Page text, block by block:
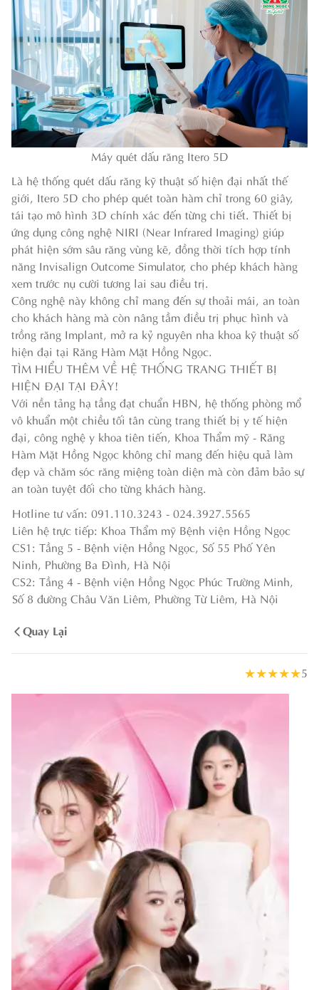
Máy quét dấu răng Itero 5D
Là hệ thống quét dấu răng kỹ thuật số hiện đại nhất thế
giới, Itero 5D cho phép quét toàn hàm chỉ trong 60 giây,
tái tạo mô hình 3D chính xác đến từng chi tiết. Thiết bị
ứng dụng công nghệ NIRI (Near Infrared Imaging) giúp
phát hiện sớm sâu răng vùng kẽ, đồng thời tích hợp tính
năng Invisalign Outcome Simulator, cho phép khách hàng
xem trước nụ cười tương lai sau điều trị.
Công nghệ này không chỉ mang đến sự thoải mái, an toàn
cho khách hàng mà còn nâng tầm điều trị phục hình và
trồng răng Implant, mở ra kỷ nguyên nha khoa kỹ thuật số
hiện đại tại Răng Hàm Mặt Hồng Ngọc.
TÌM HIỂU THÊM VỀ HỆ THỐNG TRANG THIẾT BỊ
HIỆN ĐẠI TẠI ĐÂY!
Với nền tảng hạ tầng đạt chuẩn HBN, hệ thống phòng mổ
vô khuẩn một chiều tối tân cùng trang thiết bị y tế hiện
đại, công nghệ y khoa tiên tiến, Khoa Thẩm mỹ - Răng
Hàm Mặt Hồng Ngọc không chỉ mang đến hiệu quả làm
đẹp và chăm sóc răng miệng toàn diện mà còn đảm bảo sự
an toàn tuyệt đối cho từng khách hàng.
Hotline tư vấn: 091.110.3243 - 024.3927.5565
Liên hệ trực tiếp: Khoa Thẩm mỹ Bệnh viện Hồng Ngọc
CS1: Tầng 5 - Bệnh viện Hồng Ngọc, Số 55 Phố Yên
Ninh, Phường Ba Đình, Hà Nội
CS2: Tầng 4 - Bệnh viện Hồng Ngọc Phúc Trường Minh,
Số 8 đường Châu Văn Liêm, Phường Từ Liêm, Hà Nội
Quay Lại
★★★★★5